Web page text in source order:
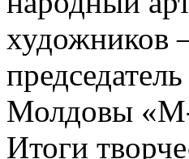
художников
Молдовы
Итоги